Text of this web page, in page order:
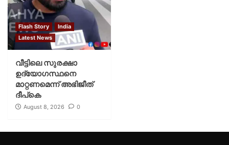
Flash Story
India
Latest News
വീട്ടിലെ സുരക്ഷാ
ഉദ്യോഗസ്ഥനെ
മാറ്റണമെന്ന് അഭിജീത്
ദീപ്‌കെ
August 8, 2026 0